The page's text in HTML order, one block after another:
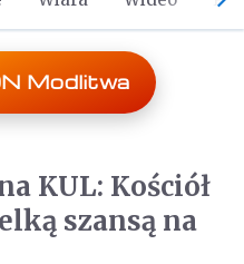
Modlitwa
KUL: Kościół
szansą na